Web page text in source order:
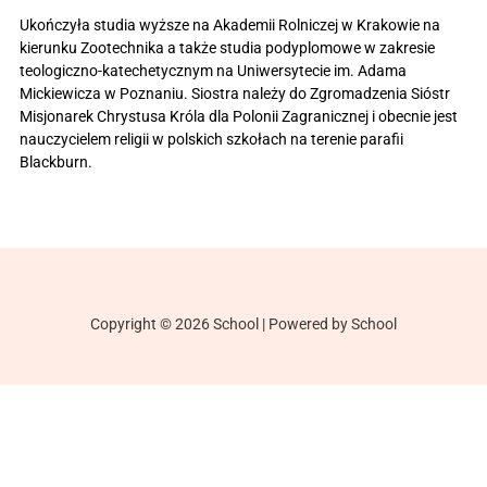
Ukończyła studia wyższe na Akademii Rolniczej w Krakowie na
kierunku Zootechnika a także studia podyplomowe w zakresie
teologiczno-katechetycznym na Uniwersytecie im. Adama
Mickiewicza w Poznaniu. Siostra należy do Zgromadzenia Sióstr
Misjonarek Chrystusa Króla dla Polonii Zagranicznej i obecnie jest
nauczycielem religii w polskich szkołach na terenie parafii
Blackburn.
Copyright © 2026 School | Powered by School